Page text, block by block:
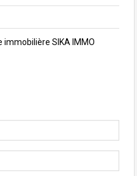
immobilière SIKA IMMO